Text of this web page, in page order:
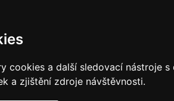
cookies a další sledovací nástroje
a zjištění zdroje návštěvnosti.